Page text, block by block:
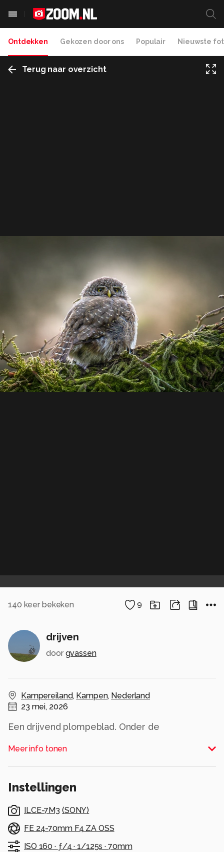
Ontdekken Gekozen door ons Populair Nieuwste
Terug naar overzicht
140 keer bekeken 9
drijven
door gvassen
Kampereiland, Kampen, Nederland
23 mei, 2026
Een drijvend plompeblad. Onder de
bladeren te zien. Mijn oog werd gevangen door
de relatieve rust op het bewegende water. Een
vond om het beter te bekijken. Soms is het
passen dan je er tegen te verzetten......
Alle rechten voorbehouden
Meer info tonen
Instellingen
ILCE-7M3 (SONY)
FE 24-70mm F4 ZA OSS
ISO 160 · ƒ/4 ·1/125s ·70mm